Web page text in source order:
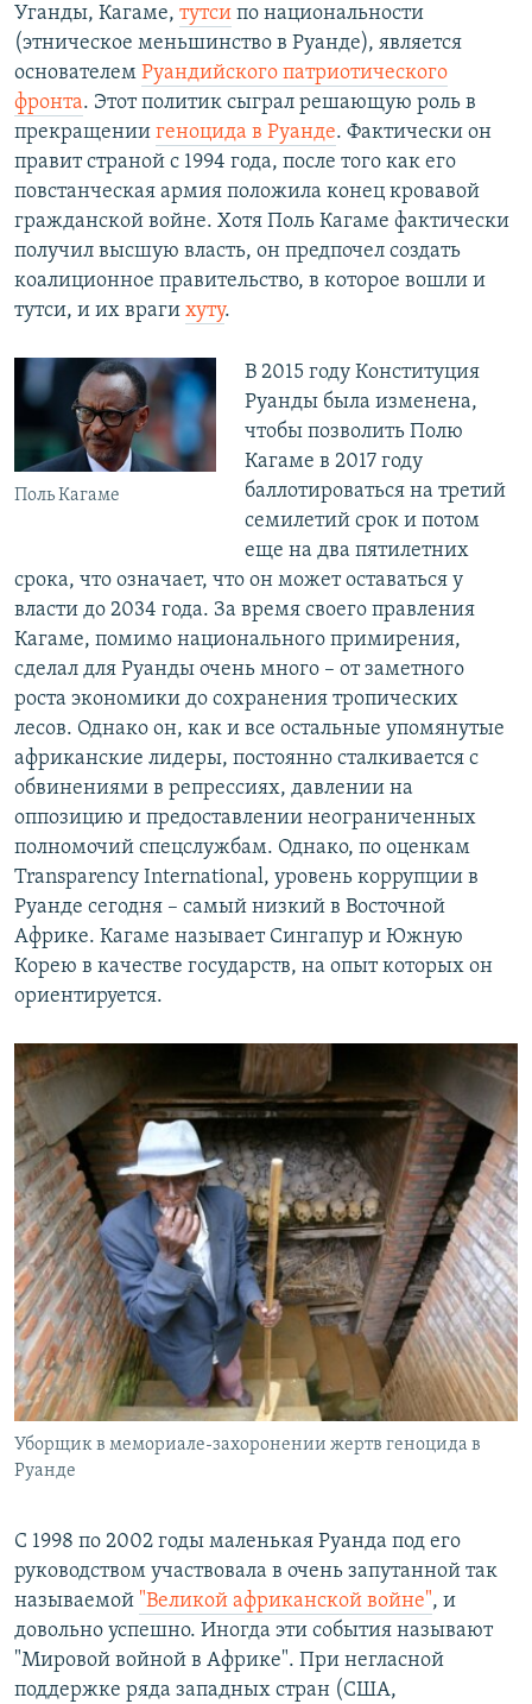
Уганды, Кагаме, тутси по национальности
(этническое меньшинство в Руанде), является
основателем Руандийского патриотического
фронта. Этот политик сыграл решающую роль в
прекращении геноцида в Руанде. Фактически он
правит страной с 1994 года, после того как его
повстанческая армия положила конец кровавой
гражданской войне. Хотя Поль Кагаме фактически
получил высшую власть, он предпочел создать
коалиционное правительство, в которое вошли и
тутси, и их враги хуту.
Поль Кагаме
В 2015 году Конституция
Руанды была изменена,
чтобы позволить Полю
Кагаме в 2017 году
баллотироваться на третий
семилетий срок и потом
еще на два пятилетних
срока, что означает, что он может оставаться у
власти до 2034 года. За время своего правления
Кагаме, помимо национального примирения,
сделал для Руанды очень много – от заметного
роста экономики до сохранения тропических
лесов. Однако он, как и все остальные упомянутые
африканские лидеры, постоянно сталкивается с
обвинениями в репрессиях, давлении на
оппозицию и предоставлении неограниченных
полномочий спецслужбам. Однако, по оценкам
Transparency International, уровень коррупции в
Руанде сегодня – самый низкий в Восточной
Африке. Кагаме называет Сингапур и Южную
Корею в качестве государств, на опыт которых он
ориентируется.
Уборщик в мемориале-захоронении жертв геноцида в
Руанде
С 1998 по 2002 годы маленькая Руанда под его
руководством участвовала в очень запутанной так
называемой "Великой африканской войне", и
довольно успешно. Иногда эти события называют
"Мировой войной в Африке". При негласной
поддержке ряда западных стран (США,